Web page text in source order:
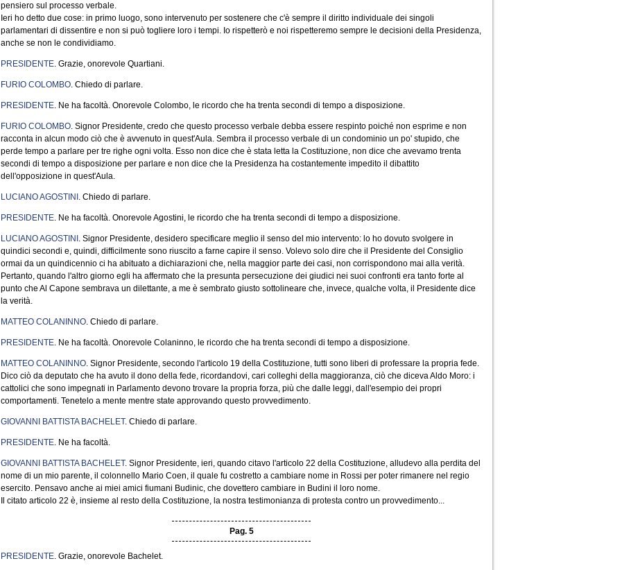
pensiero sul processo verbale.
Ieri ho detto due cose: in primo luogo, sono intervenuto per sostenere che c'è sempre il diritto individuale dei singoli
parlamentari di dissentire e non si può togliere loro i tempi. Io rispetterò e noi rispetteremo sempre le decisioni della Presidenza,
anche se non le condividiamo.
PRESIDENTE. Grazie, onorevole Quartiani.
FURIO COLOMBO. Chiedo di parlare.
PRESIDENTE. Ne ha facoltà. Onorevole Colombo, le ricordo che ha trenta secondi di tempo a disposizione.
FURIO COLOMBO. Signor Presidente, credo che questo processo verbale debba essere respinto poiché non esprime e non
racconta in alcun modo ciò che è avvenuto in quest'Aula. Sembra il processo verbale di un condominio un po' stupido, che
perde tempo a parlare per tre righe ogni volta. Esso non dice che è stata letta la Costituzione, non dice che avevamo trenta
secondi di tempo a disposizione per parlare e non dice che la Presidenza ha costantemente impedito il dibattito
dell'opposizione in quest'Aula.
LUCIANO AGOSTINI . Chiedo di parlare.
PRESIDENTE. Ne ha facoltà. Onorevole Agostini, le ricordo che ha trenta secondi di tempo a disposizione.
LUCIANO AGOSTINI . Signor Presidente, desidero specificare meglio il senso del mio intervento: lo ho dovuto svolgere in
quindici secondi e, quindi, difficilmente sono riuscito a farne capire il senso. Volevo solo dire che il Presidente del Consiglio
ormai da un quindicennio ci ha abituato a dichiarazioni che, nella maggior parte dei casi, non corrispondono mai alla verità.
Pertanto, quando l'altro giorno egli ha affermato che la presunta persecuzione dei giudici nei suoi confronti era tanto forte al
punto che Al Capone sembrava un dilettante, a me è sembrato giusto sottolineare che, invece, qualche volta, il Presidente dice
la verità.
MATTEO COLANINNO. Chiedo di parlare.
PRESIDENTE. Ne ha facoltà. Onorevole Colaninno, le ricordo che ha trenta secondi di tempo a disposizione.
MATTEO COLANINNO. Signor Presidente, secondo l'articolo 19 della Costituzione, tutti sono liberi di professare la propria fede.
Dico ciò da deputato che ha avuto il dono della fede, ricordandovi, cari colleghi della maggioranza, ciò che diceva Aldo Moro: i
cattolici che sono impegnati in Parlamento devono trovare la propria forza, più che dalle leggi, dall'esempio dei propri
comportamenti. Tenetelo a mente mentre state approvando questo provvedimento.
GIOVANNI BATTISTA BACHELET. Chiedo di parlare.
PRESIDENTE. Ne ha facoltà.
GIOVANNI BATTISTA BACHELET. Signor Presidente, ieri, quando citavo l'articolo 22 della Costituzione, alludevo alla perdita del
nome di un mio parente, il colonnello Mario Coen, il quale fu costretto a cambiare nome in Rossi per poter rimanere nel regio
esercito. Pensavo anche ai miei amici fiumani Budinic, che dovettero cambiare in Budini il loro nome.
Il citato articolo 22 è, insieme al resto della Costituzione, la nostra testimonianza di protesta contro un provvedimento...
Pag. 5
PRESIDENTE. Grazie, onorevole Bachelet.